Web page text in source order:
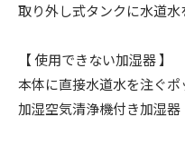
取り外し式タンクに水道
【 使用できない加湿器 】
本体に直接水道水を注ぐ
加湿空気清浄機付き加湿器